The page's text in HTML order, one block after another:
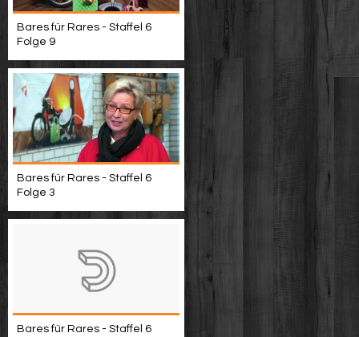
Bares für Rares - Staffel 6
Folge 9
Bares für Rares - Staffel 6
Folge 3
Bares für Rares - Staffel 6